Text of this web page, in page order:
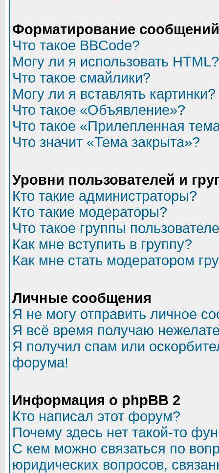
Форматирование
Что такое BBCode?
Могу ли я использовать HTML?
Что такое смайлики?
Могу ли я вставлять картинки?
Что такое «Объявление»?
Что такое «Прилепленная
Что значит «Тема закрыта»?
Уровни пользователей и
Кто такие администраторы?
Кто такие модераторы?
Что такое группы
Как мне вступить в группу?
Как мне стать модератором
Личные сообщения
Я не могу отправить личное
Я всё время получаю
Я получил спам или
форума!
Информация о phpBB 2
Кто написал этот форум?
Почему здесь нет такой-то
С кем можно связаться по
юридических вопросов,